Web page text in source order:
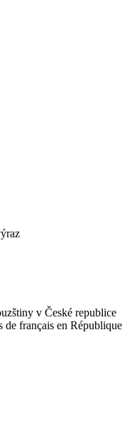
v České republice
de français en République